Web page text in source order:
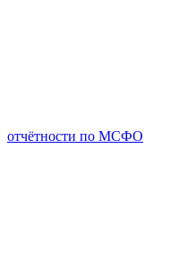
отчётности по МСФО